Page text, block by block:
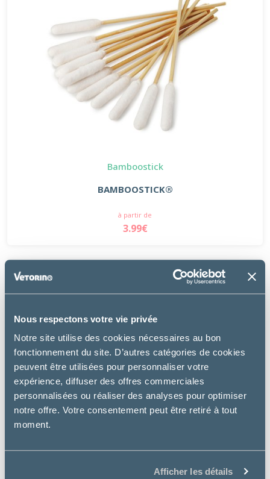
Nous respectons votre vie privée
Notre site utilise des cookies nécessaires au bon
fonctionnement du site. D’autres catégories de cookies
peuvent être utilisées pour personnaliser votre
expérience, diffuser des offres commerciales
personnalisées ou réaliser des analyses pour optimiser
notre offre. Votre consentement peut être retiré à tout
moment.
Afficher les détails
Bamboostick
BAMBOOSTICK®
à partir de
3.99€